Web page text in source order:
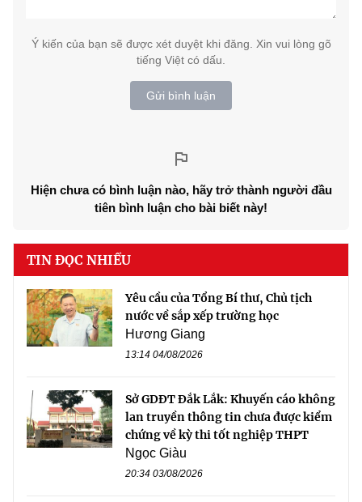
Ý kiến của bạn sẽ được xét duyệt khi đăng. Xin vui lòng gõ
tiếng Việt có dấu.
Gửi bình luận
Hiện chưa có bình luận nào, hãy trở thành người đầu
tiên bình luận cho bài biết này!
TIN ĐỌC NHIỀU
Yêu cầu của Tổng Bí thư, Chủ tịch
nước về sắp xếp trường học
Hương Giang
13:14 04/08/2026
Sở GDĐT Đắk Lắk: Khuyến cáo không
lan truyền thông tin chưa được kiểm
chứng về kỳ thi tốt nghiệp THPT
Ngọc Giàu
20:34 03/08/2026